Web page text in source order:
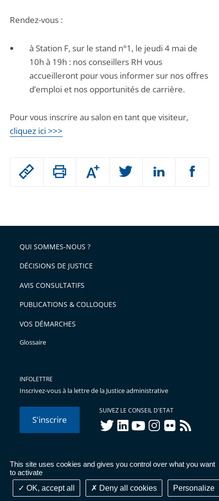
This site uses cookies and gives you control over what you want
to activate
OK, accept all
Deny all cookies Personalize
Passer
arriver
après
Augmenter
ou
l'article
pour
avant
Rendez-vous :
à Station F, sur le stand n°1, le jeudi 4 mai de
10h à 19h : nos conseillers RH vous
accueilleront pour vous informer sur nos offres
d’emploi et nos opportunités de carrière.
Pour vous inscrire au salon en tant que visiteur,
cliquez ici >>>
QUI SOMMES-NOUS ?
DÉCISIONS DE JUSTICE
AVIS CONSULTATIFS
PUBLICATIONS & COLLOQUES
VOS DÉMARCHES
Glossaire
INFOLETTRE
Inscrivez-vous à la lettre de la Justice administrative
S'inscrire
SUIVEZ LE CONSEIL D'ETAT
twitterlinkedInyoutubeinstagram
flickr rss
© Conseil d'État 2026 - Mentions légales
Données
personnelles-Publications administratives-Accessibilité :
partiellement conforme